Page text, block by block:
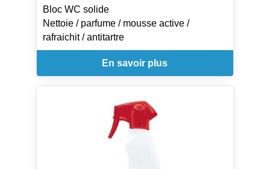
Bloc WC solide
Nettoie / parfume / mousse active /
rafraichit / antitartre
En savoir plus